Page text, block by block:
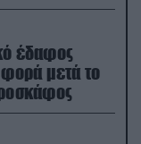
έδαφος
μετά το